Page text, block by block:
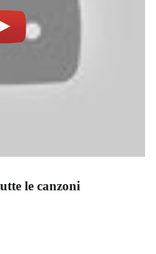
le canzoni